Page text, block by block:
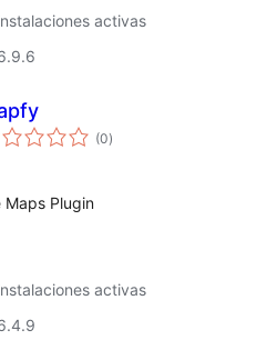
activas
(0valoraciones
en
)
Maps Plugin
activas